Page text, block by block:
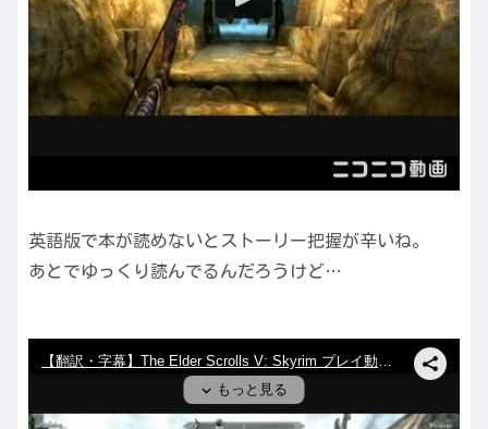
英語版で本が読めないとストーリー把握が辛いね。
あとでゆっくり読んでるんだろうけど…